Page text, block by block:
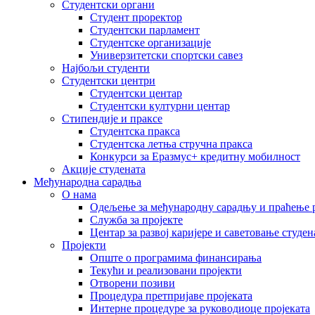
Студентски органи
Студент проректор
Студентски парламент
Студентске организације
Универзитетски спортски савез
Најбољи студенти
Студентски центри
Студентски центар
Студентски културни центар
Стипендије и праксе
Студентска пракса
Студентска летња стручна пракса
Конкурси за Еразмус+ кредитну мобилност
Акције студената
Међународна сарадња
О нама
Одељење за међународну сарадњу и праћење
Служба за пројекте
Центар за развој каријере и саветовање
Пројекти
Опште о програмима финансирања
Текући и реализовани пројекти
Отворени позиви
Процедура претпријаве пројеката
Интерне процедуре за руководиоце пројеката